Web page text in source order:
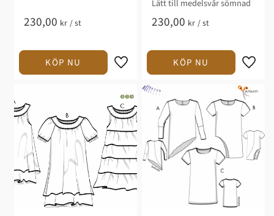
230,00 kr /st
Lätt till medelsvår sömnad
230,00 kr /st